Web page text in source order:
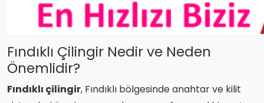
Fındıklı Çilingir Nedir ve Neden
Önemlidir?
Fındıklı çilingir, Fındıklı bölgesinde anahtar ve kilit